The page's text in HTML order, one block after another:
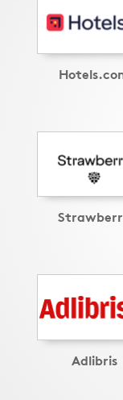
Adlibris